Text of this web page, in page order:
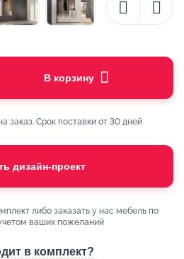
В корзину
заказ. Срок поставки от 30 дней
Заказать дизайн-проект
либо заказать у нас мебель по
ваших пожеланий
в комплект?